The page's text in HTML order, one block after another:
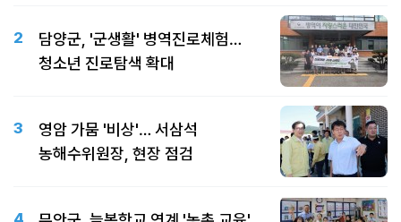
2
담양군, '군생활' 병역진로체험…
청소년 진로탐색 확대
3
영암 가뭄 '비상'… 서삼석
농해수위원장, 현장 점검